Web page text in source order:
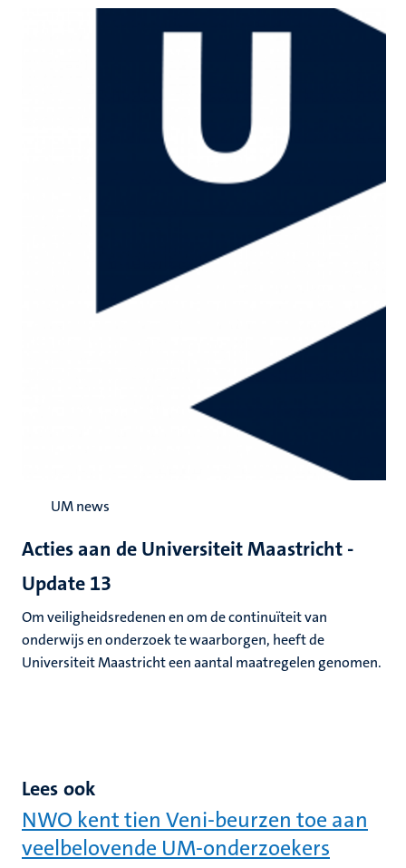
UM news
Acties aan de Universiteit Maastricht -
Update 13
Om veiligheidsredenen en om de continuïteit van
onderwijs en onderzoek te waarborgen, heeft de
Universiteit Maastricht een aantal maatregelen genomen.
Lees ook
NWO kent tien Veni-beurzen toe aan
veelbelovende UM-onderzoekers